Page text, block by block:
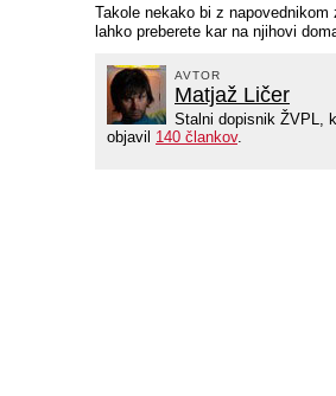
Takole nekako bi z
lahko preberete kar na njihovi
AVTOR
Matjaž Ličer
Stalni dopisnik ŽVPL,
objavil 140 člankov.